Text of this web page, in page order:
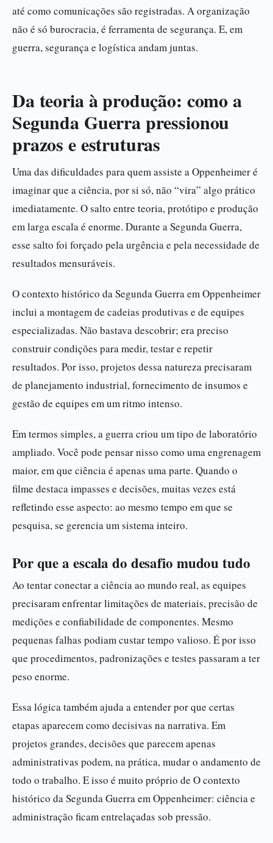
até como comunicações são registradas. A organização
não é só burocracia, é ferramenta de segurança. E, em
guerra, segurança e logística andam juntas.
Da teoria à produção: como a
Segunda Guerra pressionou
prazos e estruturas
Uma das dificuldades para quem assiste a Oppenheimer é
imaginar que a ciência, por si só, não “vira” algo prático
imediatamente. O salto entre teoria, protótipo e produção
em larga escala é enorme. Durante a Segunda Guerra,
esse salto foi forçado pela urgência e pela necessidade de
resultados mensuráveis.
O contexto histórico da Segunda Guerra em Oppenheimer
inclui a montagem de cadeias produtivas e de equipes
especializadas. Não bastava descobrir; era preciso
construir condições para medir, testar e repetir
resultados. Por isso, projetos dessa natureza precisaram
de planejamento industrial, fornecimento de insumos e
gestão de equipes em um ritmo intenso.
Em termos simples, a guerra criou um tipo de laboratório
ampliado. Você pode pensar nisso como uma engrenagem
maior, em que ciência é apenas uma parte. Quando o
filme destaca impasses e decisões, muitas vezes está
refletindo esse aspecto: ao mesmo tempo em que se
pesquisa, se gerencia um sistema inteiro.
Por que a escala do desafio mudou tudo
Ao tentar conectar a ciência ao mundo real, as equipes
precisaram enfrentar limitações de materiais, precisão de
medições e confiabilidade de componentes. Mesmo
pequenas falhas podiam custar tempo valioso. É por isso
que procedimentos, padronizações e testes passaram a ter
peso enorme.
Essa lógica também ajuda a entender por que certas
etapas aparecem como decisivas na narrativa. Em
projetos grandes, decisões que parecem apenas
administrativas podem, na prática, mudar o andamento de
todo o trabalho. E isso é muito próprio de O contexto
histórico da Segunda Guerra em Oppenheimer: ciência e
administração ficam entrelaçadas sob pressão.